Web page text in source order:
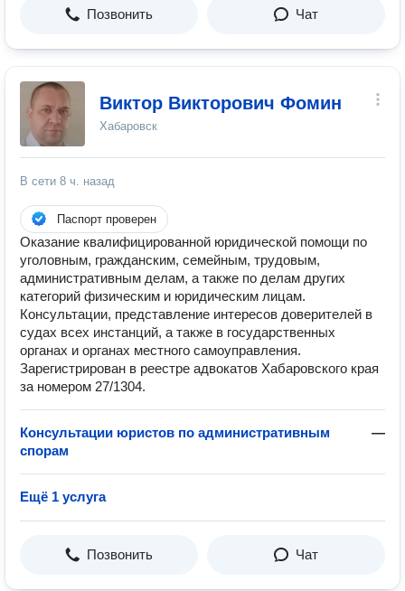
Позвонить Чат
Виктор Викторович Фомин
Хабаровск
В сети 8 ч. назад
Паспорт проверен
Оказание квалифицированной юридической помощи по
уголовным, гражданским, семейным, трудовым,
административным делам, а также по делам других
категорий физическим и юридическим лицам.
Консультации, представление интересов доверителей в
судах всех инстанций, а также в государственных
органах и органах местного самоуправления.
Зарегистрирован в реестре адвокатов Хабаровского края
за номером 27/1304.
Консультации юристов по административным
спорам
—
Ещё 1 услуга
Позвонить Чат